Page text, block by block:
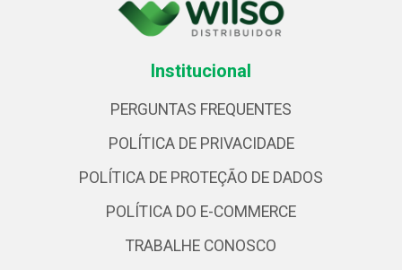
Institucional
PERGUNTAS FREQUENTES
POLÍTICA DE PRIVACIDADE
POLÍTICA DE PROTEÇÃO DE DADOS
POLÍTICA DO E-COMMERCE
TRABALHE CONOSCO